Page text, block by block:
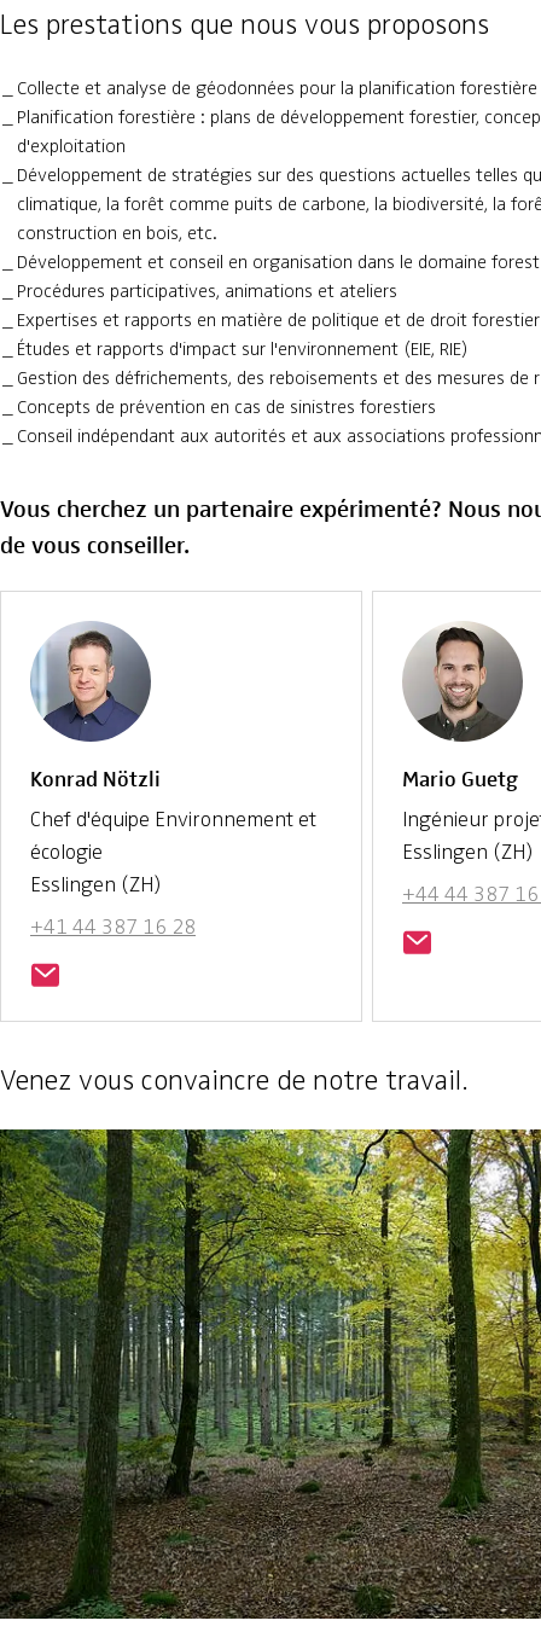
Les prestations que nous vous proposons
Collecte et analyse de géodonnées pour la planification forestière
Planification forestière : plans de développement forestier,
d'exploitation
Développement de stratégies sur des questions actuelles telles
climatique, la forêt comme puits de carbone, la biodiversité, la
construction en bois, etc.
Développement et conseil en organisation dans le domaine
Procédures participatives, animations et ateliers
Expertises et rapports en matière de politique et de droit
Études et rapports d'impact sur l'environnement (EIE, RIE)
Gestion des défrichements, des reboisements et des mesures de
Concepts de prévention en cas de sinistres forestiers
Conseil indépendant aux autorités et aux associations
Vous cherchez un partenaire expérimenté? Nous
de vous conseiller.
Konrad Nötzli
Chef d'équipe Environnement et
écologie
Esslingen (ZH)
+41 44 387 16 28
Mario Guetg
Ingénieur
Esslingen (ZH)
+44 44 387
Venez vous convaincre de notre travail.